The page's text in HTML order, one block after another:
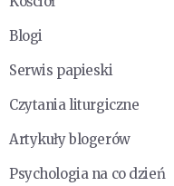
Blogi
Serwis papieski
Czytania liturgiczne
Artykuły blogerów
Psychologia na co dzień